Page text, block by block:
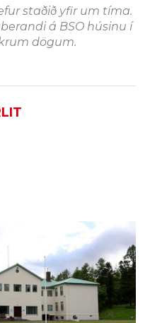
staðið yfir um tíma.
á BSO húsinu í
dögum.